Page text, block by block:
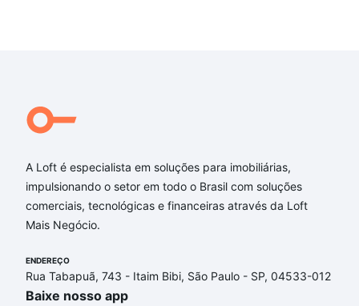
A Loft é especialista em soluções para imobiliárias,
impulsionando o setor em todo o Brasil com soluções
comerciais, tecnológicas e financeiras através da Loft
Mais Negócio.
ENDEREÇO
Rua Tabapuã, 743 - Itaim Bibi, São Paulo - SP, 04533-012
Baixe nosso app